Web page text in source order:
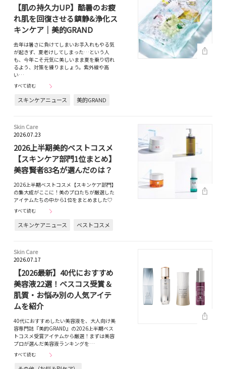
【肌の持久力UP】酷暑のお疲
れ肌を回復させる鎮静&浄化ス
キンケア｜美的GRAND
去年は暑さに負けてしまいお手入れもやる気
が起きず、夏老けしてしまった…という人
も、今年こそ元気に美しいまま夏を乗り切れ
るよう、対策を練りましょう。紫外線や高
い…
すべて読む
スキンケアニュース 美的GRAND
Skin Care
2026.07.23
2026上半期美的ベストコスメ
【スキンケア部門1位まとめ】
美容賢者83名が選んだのは？
2026上半期ベストコスメ【スキンケア部門】
の集大成がここに！美のプロたちが厳選した
アイテムたちの中から1位をまとめました♡
すべて読む
スキンケアニュース ベストコスメ
Skin Care
2026.07.17
【2026最新】40代におすすめ
美容液22選！ベスコス受賞＆
肌質・お悩み別の人気アイテ
ムを紹介
40代におすすめしたい美容液を、大人向け美
容専門誌『美的GRAND』の2026上半期ベス
トコスメ受賞アイテムから厳選！まずは美容
プロが選んだ美容液ランキングを…
すべて読む